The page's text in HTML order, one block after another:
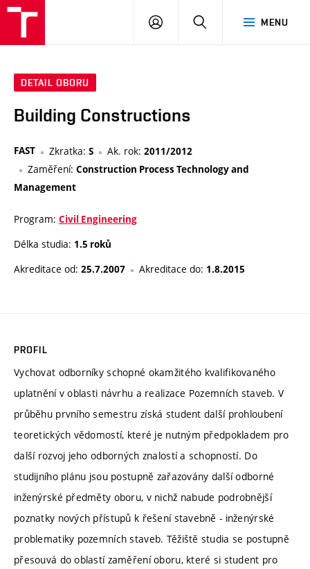
MENU
PŘIHLÁSIT
DETAIL OBORU
Building Constructions
FAST Zkratka: S Ak. rok: 2011/2012
Zaměření: Construction Process Technology and
Management
Program: Civil Engineering
Délka studia: 1.5 roků
Akreditace od: 25.7.2007 Akreditace do: 1.8.2015
PROFIL
Vychovat odborníky schopné okamžitého kvalifikovaného
uplatnění v oblasti návrhu a realizace Pozemních staveb. V
průběhu prvního semestru získá student další prohloubení
teoretických vědomostí, které je nutným předpokladem pro
další rozvoj jeho odborných znalostí a schopností. Do
studijního plánu jsou postupně zařazovány další odborné
inženýrské předměty oboru, v nichž nabude podrobnější
poznatky nových přístupů k řešení stavebně - inženýrské
problematiky pozemních staveb. Těžiště studia se postupně
přesouvá do oblastí zaměření oboru, které si student pro